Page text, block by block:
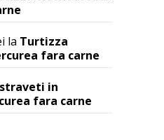
la Turtizza
fara carne
in
fara carne